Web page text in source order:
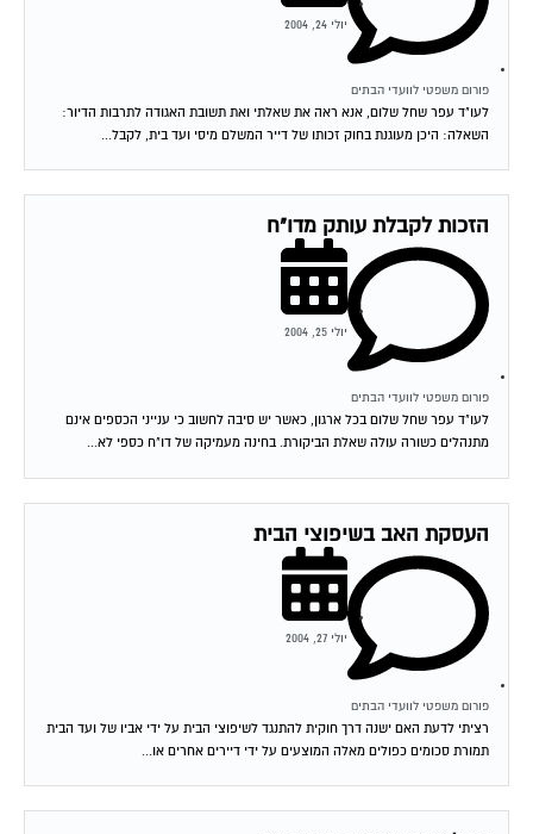
פורום משפטי לוועדי הבתים
יולי 24, 2004
לעו"ד עפר שחל שלום, אנא ראה את שאלתי ואת תשובת האגודה לתרבות הדיור:
השאלה: היכן מעוגנת בחוק זכותו של דייר המשלם מיסי ועד בית, לקבל...
הזכות לקבלת עותק מדו"ח
פורום משפטי לוועדי הבתים
יולי 25, 2004
לעו"ד עפר שחל שלום בכל ארגון, כאשר יש סיבה לחשוב כי ענייני הכספים אינם
מתנהלים כשורה עולה שאלת הביקורת. בחינה מעמיקה של דו"ח כספי לא...
העסקת האב בשיפוצי הבית
פורום משפטי לוועדי הבתים
יולי 27, 2004
רציתי לדעת האם ישנה דרך חוקית להתנגד לשיפוצי הבית על ידי אביו של ועד הבית
תמורת סכומים כפולים מאלה המוצעים על ידי דיירים אחרים או...